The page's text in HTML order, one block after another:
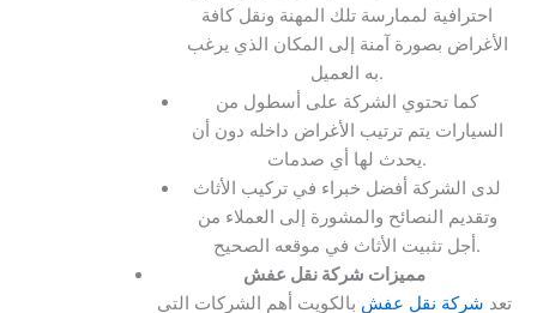
احترافية لممارسة تلك المهنة ونقل كافة
الأغراض بصورة آمنة إلى المكان الذي يرغب
به العميل.
كما تحتوي الشركة على أسطول من
السيارات يتم ترتيب الأغراض داخله دون أن
يحدث لها أي صدمات.
لدى الشركة أفضل خبراء في تركيب الأثاث
وتقديم النصائح والمشورة إلى العملاء من
أجل تثبيت الأثاث في موقعه الصحيح.
مميزات شركة نقل عفش
تعد شركة نقل عفش بالكويت أهم الشركات التي